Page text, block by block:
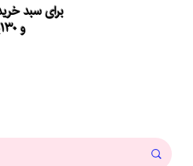
برای سبد خرید حداقل ۹۰
و ۱۳۰یورو خارج از اروپا